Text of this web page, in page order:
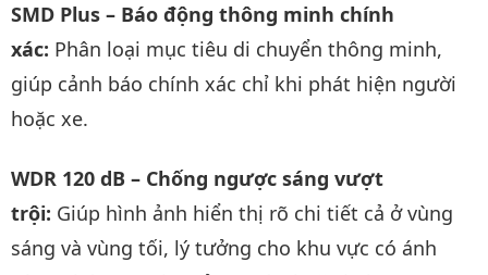
SMD Plus – Báo động thông minh chính
xác: Phân loại mục tiêu di chuyển thông minh,
giúp cảnh báo chính xác chỉ khi phát hiện người
hoặc xe.
WDR 120 dB – Chống ngược sáng vượt
trội: Giúp hình ảnh hiển thị rõ chi tiết cả ở vùng
sáng và vùng tối, lý tưởng cho khu vực có ánh